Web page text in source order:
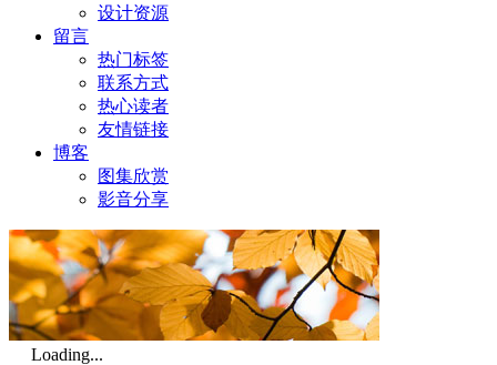
设计资源
留言
热门标签
联系方式
热心读者
友情链接
博客
图集欣赏
影音分享
Loading...